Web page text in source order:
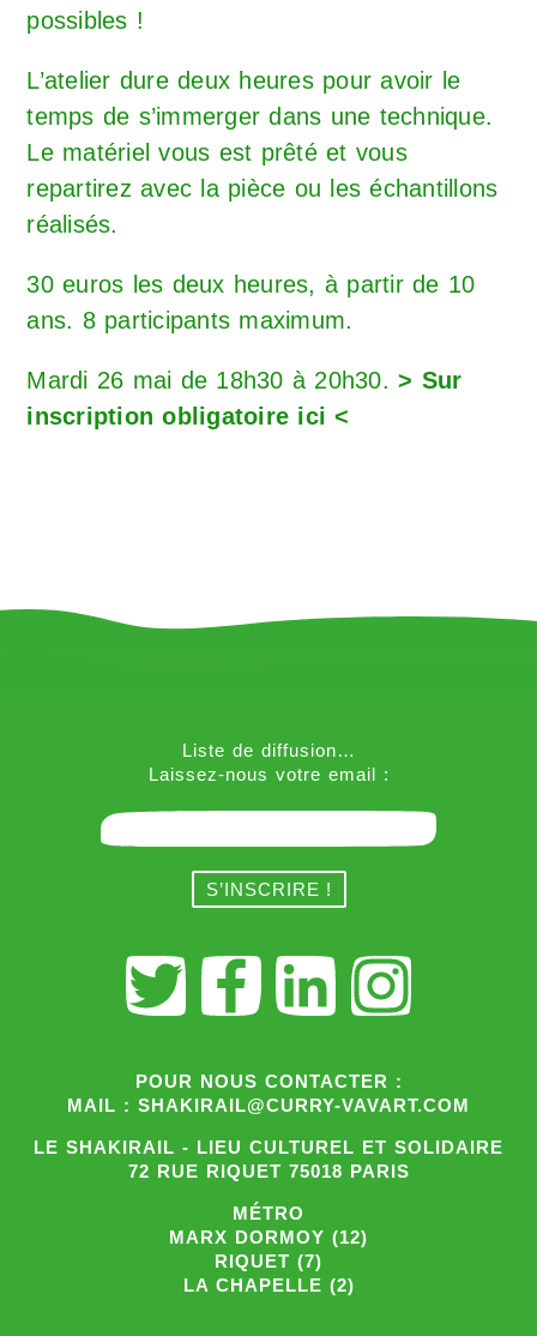
possibles !
L’atelier dure deux heures pour avoir le
temps de s’immerger dans une technique.
Le matériel vous est prêté et vous
repartirez avec la pièce ou les échantillons
réalisés.
30 euros les deux heures, à partir de 10
ans. 8 participants maximum.
Mardi 26 mai de 18h30 à 20h30. > Sur
inscription obligatoire ici <
Liste de diffusion…
Laissez-nous votre email :
POUR NOUS CONTACTER :
MAIL : SHAKIRAIL@CURRY-VAVART.COM
LE SHAKIRAIL - LIEU CULTUREL ET SOLIDAIRE
72 RUE RIQUET 75018 PARIS
MÉTRO
MARX DORMOY (12)
RIQUET (7)
LA CHAPELLE (2)